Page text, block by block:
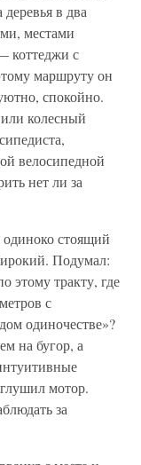
в два
местами
коттеджи с
маршруту он
спокойно.
или колесный
велосипедной
нет ли за
стоящий
Подумал:
этому тракту, где
с
одиночестве»?
на бугор, а
мотор.
за